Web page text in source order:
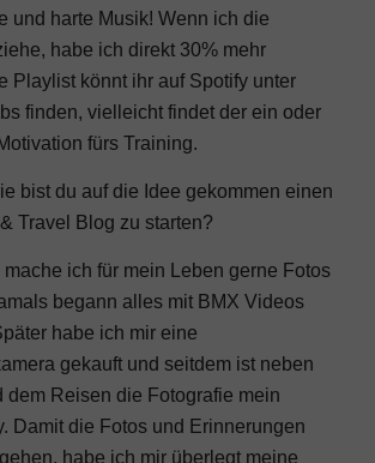
und harte Musik! Wenn ich die
habe ich direkt 30% mehr
Playlist könnt ihr auf Spotify unter
finden, vielleicht findet der ein oder
fürs Training.
bist du auf die Idee gekommen einen
Travel Blog zu starten?
ich für mein Leben gerne Fotos
begann alles mit BMX Videos
habe ich mir eine
gekauft und seitdem ist neben
dem Reisen die Fotografie mein
Damit die Fotos und Erinnerungen
habe ich mir überlegt meine